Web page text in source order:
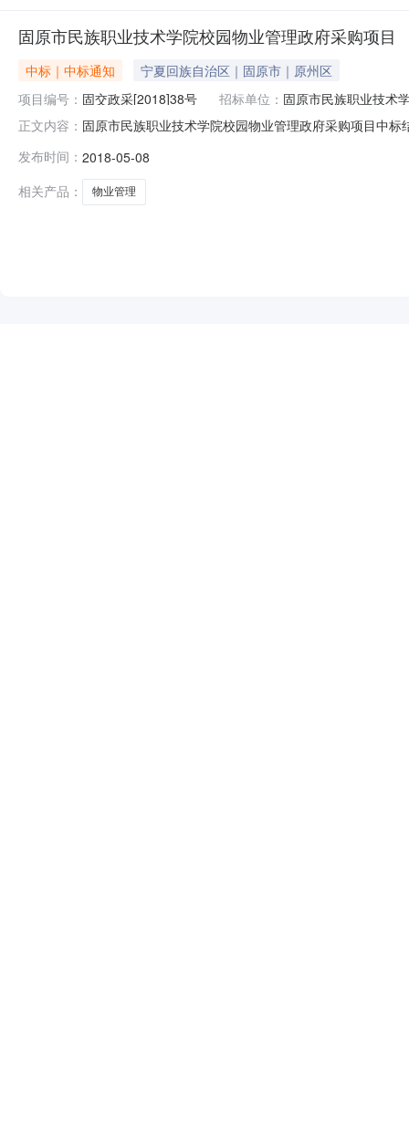
固原市民族职业技术学院校园物业管理政府采购项目
中标｜中标通知
宁夏回族自治区｜固原市｜原州区
项目编号： 固交政采[2018]38号 招标单位： 固原市民族职业技术
正文内容： 固原市民族职业技术学院校园物业管理政府采购项目中
夏二泉环境科技有限公司联系人及电话：艾涛0951-
发布时间： 2018-05-08
相关产品：
物业管理